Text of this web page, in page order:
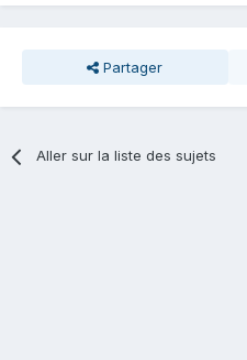
Partager
Aller sur la liste des sujets